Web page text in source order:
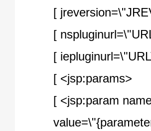
[
[
[
[ <jsp:params>
[ <jsp:param